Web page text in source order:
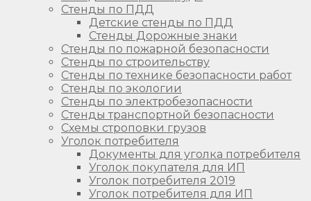
Стенды по ПДД
Детские стенды по ПДД
Стенды Дорожные знаки
Стенды по пожарной безопасности
Стенды по строительству
Стенды по технике безопасности работ
Стенды по экологии
Стенды по электробезопасности
Стенды транспортной безопасности
Схемы строповки грузов
Уголок потребителя
Документы для уголка потребителя
Уголок покупателя для ИП
Уголок потребителя 2019
Уголок потребителя для ИП